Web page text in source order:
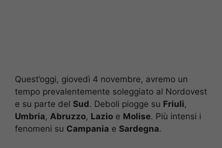
Quest’oggi, giovedì 4 novembre, avremo un
tempo prevalentemente soleggiato al Nordovest
e su parte del Sud. Deboli piogge su Friuli,
Umbria, Abruzzo, Lazio e Molise. Più intensi i
fenomeni su Campania e Sardegna.